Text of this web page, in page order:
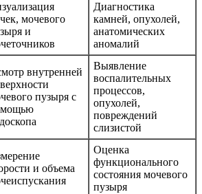
мочевого
и
Диагностика
камней, опухолей,
анатомических
аномалий
внутренней
пузыря с
Выявление
воспалительных
процессов,
опухолей,
повреждений
слизистой
и объема
Оценка
функционального
состояния мочевого
пузыря